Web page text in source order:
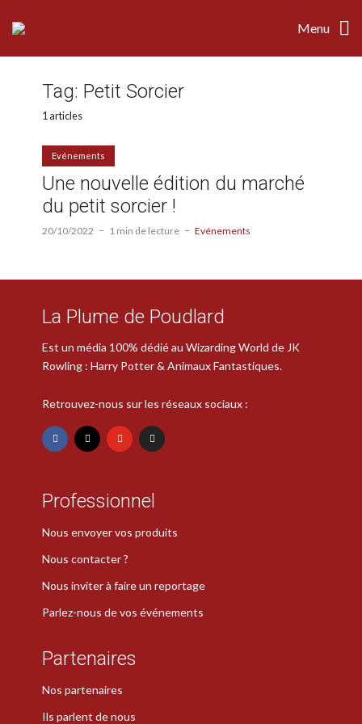
Menu
Tag: Petit Sorcier
1 articles
Evénements
Une nouvelle édition du marché
du petit sorcier !
20/10/2022 1 min de lecture Evénements
La Plume de Poudlard
Est un média 100% dédié au Wizarding World de JK
Rowling : Harry Potter & Animaux Fantastiques.
Retrouvez-nous sur les réseaux sociaux :
Professionnel
Nous envoyer vos produits
Nous contacter ?
Nous inviter à faire un reportage
Parlez-nous de vos événements
Partenaires
Nos partenaires
Ils parlent de nous